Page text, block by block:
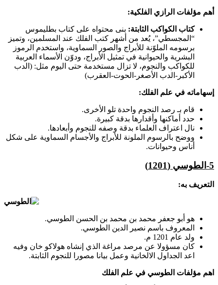
أهم مؤلفات الرازي الفلكية:
كتاب الكواكب الثابتة: بنى محتواه على كتاب بطليموس
“المجسطي”، يُعد من أشهر كتب الفلك عند المسلمين، وتميز
برسومه الملوّنة للأبراج والصور السماوية، واستخدم الرموز
البشرية والحيوانية في تمثيل الأبراج، ودوّن الأسماء العربية
للكواكب والنجوم، لا تزال مستخدمة حتى اليوم مثل: (الدب
الأكبر-الدب الأصغر-الحوت-العقرب)
إسهاماته في علم الفلك:
قام بـ رصد النجوم واحدة تلو الأخرى.
حدد أماكنها وأقدارها بدقة كبيرة.
نال اعتراف العلماء بدقة وصفه للنجوم وأبعادها.
ووضح بالرسوم الملونة للأبراج والأجسام السماوية على شكل
أناس وحيوانات.
5- الطوسي (
1201
)
التعريف به:
هو أبو جعفر محمد بن محمد بن الحسن الطوسي.
المعروف باسم نصير الدين الطوسي.
ولد عام 1201 م.
كان مسؤولا عن مرصد مراغة الذي إنشاه هولاكو خان وفيه
اعد الجداول الالخانية وعمل بيانا مصورا للنجوم الثابتة.
اهم مؤلفات الطوسي في علم الفلك